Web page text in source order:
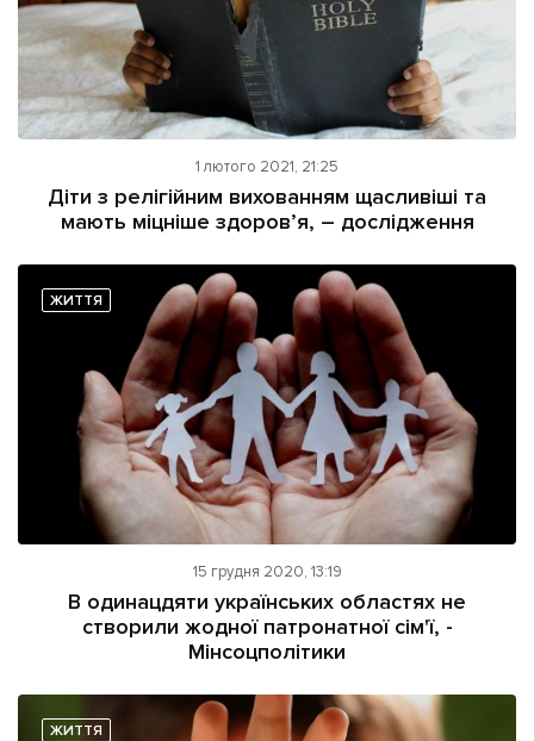
1 лютого 2021, 21:25
Діти з релігійним вихованням щасливіші та
мають міцніше здоров’я, – дослідження
ЖИТТЯ
15 грудня 2020, 13:19
В одинацдяти українських областях не
створили жодної патронатної сім'ї, -
Мінсоцполітики
ЖИТТЯ